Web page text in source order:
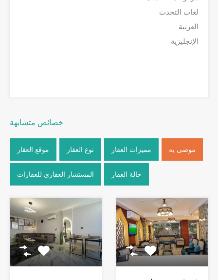
لغات التحدث
العربية
الإنجليزية
خصائص متشابهة
موصى به مميزات العقار نوع العقار موقع العقار
حالة العقار المستشار العقاري للعقارات